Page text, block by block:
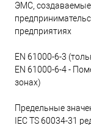
ЭМС, создаваемые
предприятиях
EN 61000-6-3
EN 61000-6-4 -
зонах)
Предельные
IEC TS 60034-31